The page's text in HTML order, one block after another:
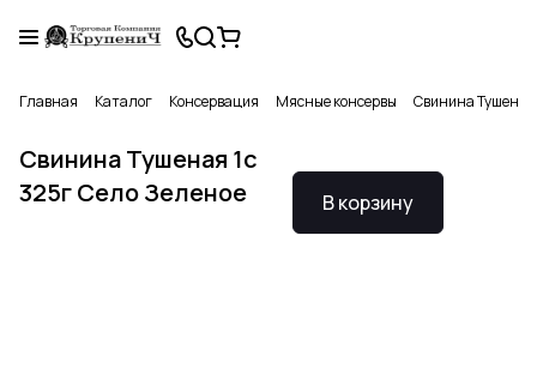
Главная Каталог Консервация Мясные консервы Свинина Тушеная
Свинина Тушеная 1с
325г Село Зеленое
В корзину